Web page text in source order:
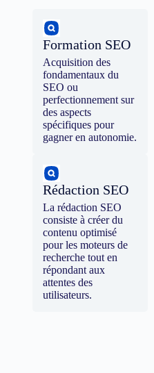
Formation SEO
Acquisition des
fondamentaux du
SEO ou
perfectionnement sur
des aspects
spécifiques pour
gagner en autonomie.
Rédaction SEO
La rédaction SEO
consiste à créer du
contenu optimisé
pour les moteurs de
recherche tout en
répondant aux
attentes des
utilisateurs.